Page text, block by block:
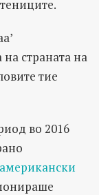
страната на
тие
во 2016